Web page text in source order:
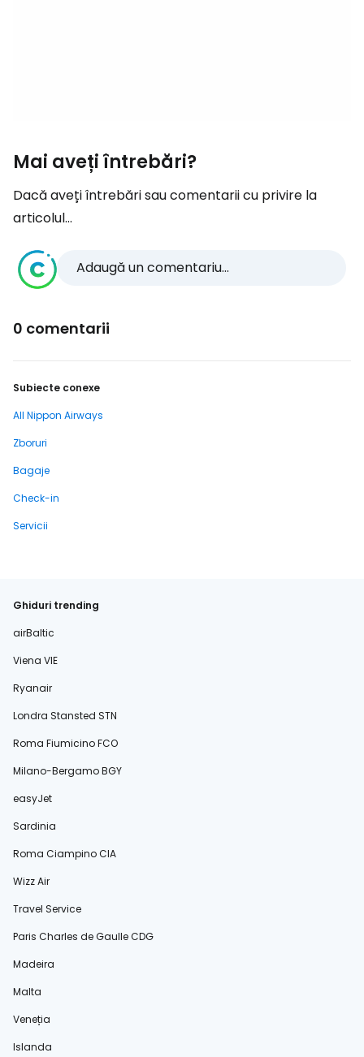
Mai aveți întrebări?
Dacă aveți întrebări sau comentarii cu privire la
articolul...
Adaugă un comentariu...
0 comentarii
Subiecte conexe
All Nippon Airways
Zboruri
Bagaje
Check-in
Servicii
Ghiduri trending
airBaltic
Viena VIE
Ryanair
Londra Stansted STN
Roma Fiumicino FCO
Milano-Bergamo BGY
easyJet
Sardinia
Roma Ciampino CIA
Wizz Air
Travel Service
Paris Charles de Gaulle CDG
Madeira
Malta
Veneția
Islanda